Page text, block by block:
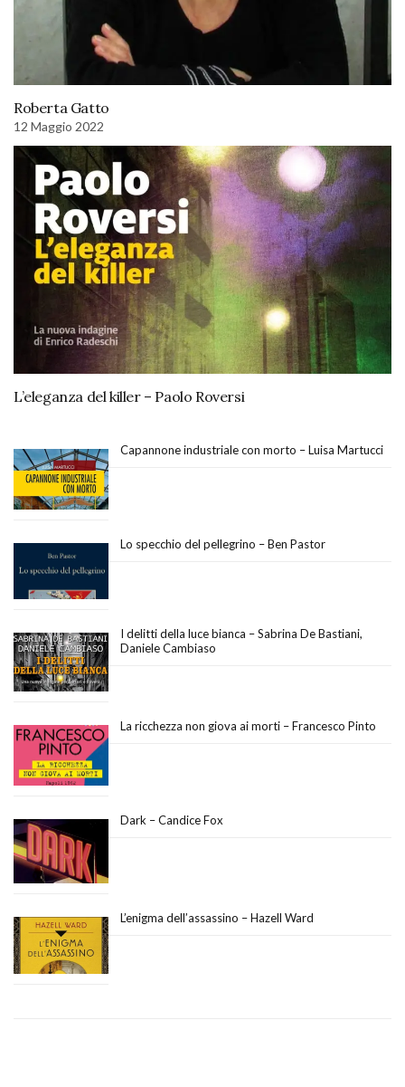
Roberta Gatto
12 Maggio 2022
L’eleganza del killer – Paolo Roversi
Capannone industriale con morto – Luisa Martucci
Lo specchio del pellegrino – Ben Pastor
I delitti della luce bianca – Sabrina De Bastiani,
Daniele Cambiaso
La ricchezza non giova ai morti – Francesco Pinto
Dark – Candice Fox
L’enigma dell’assassino – Hazell Ward